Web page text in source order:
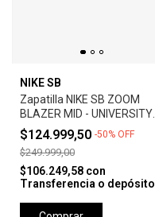
NIKE SB
Zapatilla NIKE SB ZOOM
BLAZER MID - UNIVERSITY
RED *Orange Label*
$124.999,50 -50% OFF
$249.999,00
$106.249,58 con
Transferencia o depósito